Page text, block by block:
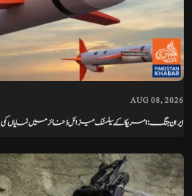
AUG 08, 2026
ایران جنگ: امریکا کے بیلسٹک میزائل ذخائر میں نمایاں کمی